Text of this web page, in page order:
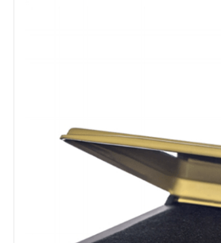
9º barbante
10 º